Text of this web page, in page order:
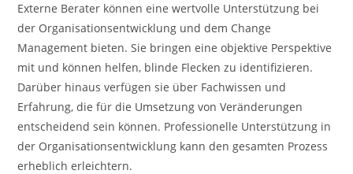
Externe Berater können eine wertvolle Unterstützung bei
der Organisationsentwicklung und dem Change
Management bieten. Sie bringen eine objektive Perspektive
mit und können helfen, blinde Flecken zu identifizieren.
Darüber hinaus verfügen sie über Fachwissen und
Erfahrung, die für die Umsetzung von Veränderungen
entscheidend sein können. Professionelle Unterstützung in
der Organisationsentwicklung kann den gesamten Prozess
erheblich erleichtern.